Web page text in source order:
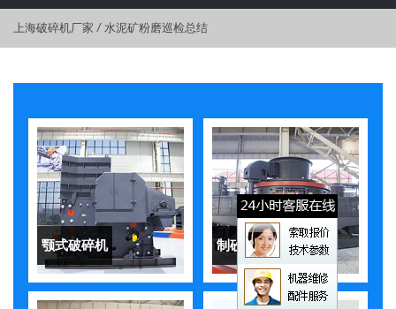
上海破碎机厂家 / 水泥矿粉磨巡检总结
颚式破碎机 制砂机